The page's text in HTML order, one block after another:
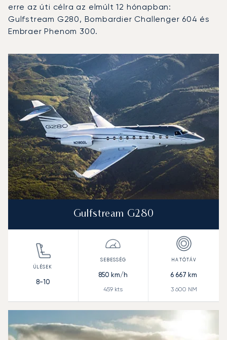
erre az úti célra az elmúlt 12 hónapban:
Gulfstream G280, Bombardier Challenger 604 és
Embraer Phenom 300.
Repülőgép fotója Repülőgép-típus
Ülőhelyek
Sebesség (km/h) Sebesség (csomó)
Hatótávolság (km)
Hatótávolság (NM)
Gulfstream G280
8-10
850 km/h
459 kts
6 667 km
3 600 NM